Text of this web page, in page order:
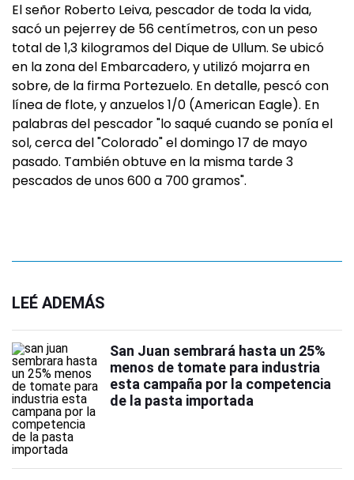
El señor Roberto Leiva, pescador de toda la vida,
sacó un pejerrey de 56 centímetros, con un peso
total de 1,3 kilogramos del Dique de Ullum. Se ubicó
en la zona del Embarcadero, y utilizó mojarra en
sobre, de la firma Portezuelo. En detalle, pescó con
línea de flote, y anzuelos 1/0 (American Eagle). En
palabras del pescador "lo saqué cuando se ponía el
sol, cerca del "Colorado" el domingo 17 de mayo
pasado. También obtuve en la misma tarde 3
pescados de unos 600 a 700 gramos".
LEÉ ADEMÁS
San Juan sembrará hasta un 25%
menos de tomate para industria
esta campaña por la competencia
de la pasta importada